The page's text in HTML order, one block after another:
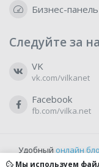
Бизнес-панель
Следуйте за
VK
vk.com/vilkanet
Facebook
fb.com/vilka.net
Удобный онлайн
бесплатно
Мы используем